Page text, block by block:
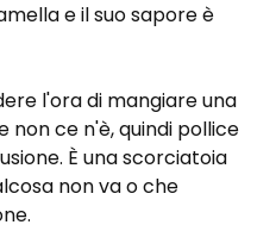
e il suo sapore è
l'ora di mangiare una
non ce n'è, quindi pollice
È una scorciatoia
non va o che